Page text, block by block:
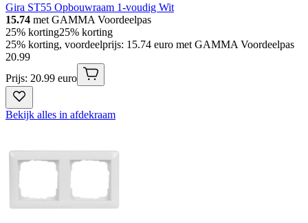
Gira ST55 Opbouwraam 1-voudig Wit
15.74 met GAMMA Voordeelpas
25% korting25% korting
25% korting, voordeelprijs: 15.74 euro met GAMMA Voordeelpas
20.99
Prijs: 20.99 euro
Bekijk alles in afdekraam